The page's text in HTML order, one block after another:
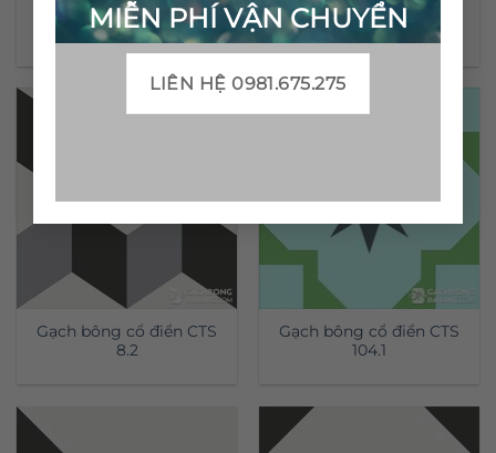
MIỄN PHÍ VẬN CHUYỂN
LIÊN HỆ 0981.675.275
Gạch bông cổ điển CTS
15.4
Gạch bông cổ điển CTS
8.4(4-7-13)
Gạch bông cổ điển CTS
8.2
Gạch bông cổ điển CTS
104.1